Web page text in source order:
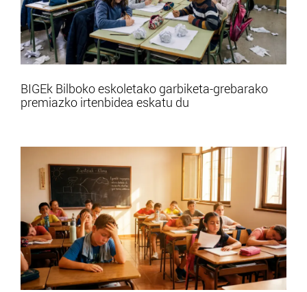
BIGEk Bilboko eskoletako garbiketa-grebarako
premiazko irtenbidea eskatu du